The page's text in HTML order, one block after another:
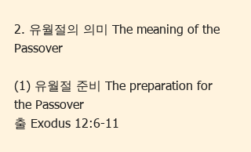
2. 유월절의 의미 The meaning of the
Passover
(1) 유월절 준비 The preparation for
the Passover
출 Exodus 12:6-11